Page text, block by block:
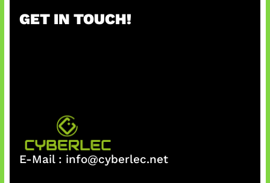
c
GET IN TOUCH!
E-Mail : info@cyberlec.net